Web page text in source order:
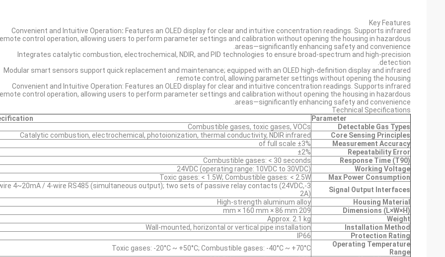
Key Features
Convenient and Intuitive Operation: Features an OLED display for clear and intuitive concentration readings. Supports infrared
control operation, allowing users to perform parameter settings and calibration without opening the housing in hazardous
areas—significantly enhancing safety and convenience.
Integrates catalytic combustion, electrochemical, NDIR, and PID technologies to ensure broad-spectrum and high-precision
detection.
Modular smart sensors support quick replacement and maintenance; equipped with an OLED high-definition display and infrared
remote control, allowing parameter settings without opening the housing.
Convenient and Intuitive Operation: Features an OLED display for clear and intuitive concentration readings. Supports infrared
control operation, allowing users to perform parameter settings and calibration without opening the housing in hazardous
areas—significantly enhancing safety and convenience.
Technical Specifications
Parameter
Detectable Gas Types
Combustible gases, toxic gases, VOCs
Core Sensing Principles
Catalytic combustion, electrochemical, photoionization, thermal conductivity, NDIR infrared
Measurement Accuracy
±3% of full scale
Repeatability Error
±2%
Response Time (T90)
Combustible gases: < 30 seconds
Working Voltage
24VDC (operating range: 10VDC to 30VDC)
Max Power Consumption
Toxic gases: < 1.5W; Combustible gases: < 2.5W
Signal Output Interfaces
wire 4~20mA / 4-wire RS485 (simultaneous output); two sets of passive relay contacts (24VDC,
2A)
Housing Material
High-strength aluminum alloy
Dimensions (L×W×H)
209 mm × 160 mm × 86 mm
Weight
Approx. 2.1 kg
Installation Method
Wall-mounted, horizontal or vertical pipe installation
Protection Rating
IP66
Operating Temperature
Range
Toxic gases: -20°C ~ +50°C; Combustible gases: -40°C ~ +70°C